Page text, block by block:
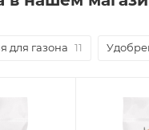
для газона 11